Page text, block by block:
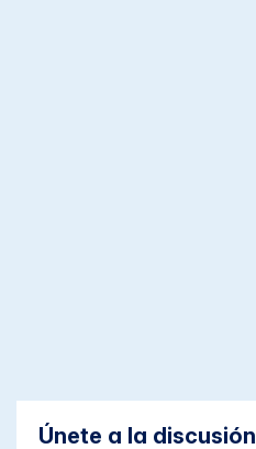
Únete a la discusión